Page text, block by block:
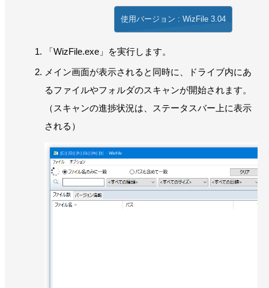
使用バージョン : WizFile 3.04
「WizFile.exe」を実行します。
メイン画面が表示されると同時に、ドライブ内にあ
るファイルやフォルダのスキャンが開始されます。
（スキャンの進捗状況は、ステータスバー上に表示
される）